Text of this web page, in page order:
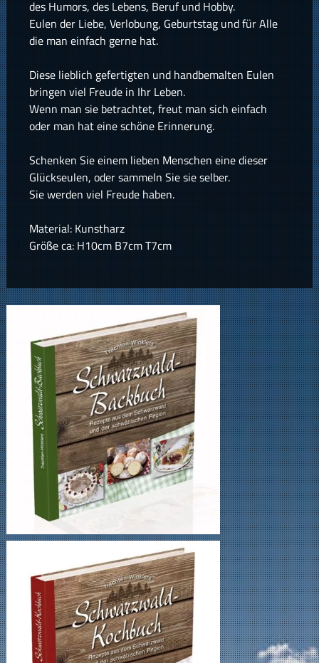
des Humors, des Lebens, Beruf und Hobby.
Eulen der Liebe, Verlobung, Geburtstag und für Alle
die man einfach gerne hat.
Diese lieblich gefertigten und handbemalten Eulen
bringen viel Freude in Ihr Leben.
Wenn man sie betrachtet, freut man sich einfach
oder man hat eine schöne Erinnerung.
Schenken Sie einem lieben Menschen eine dieser
Glückseulen, oder sammeln Sie sie selber.
Sie werden viel Freude haben.
Material: Kunstharz
Größe ca: H10cm B7cm T7cm